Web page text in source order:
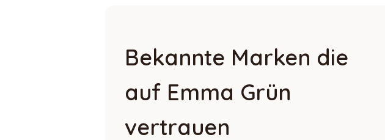
Bekannte Marken die
auf Emma Grün
vertrauen